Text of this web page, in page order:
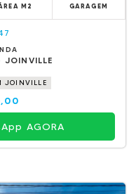
M2 GARAGEM
JOINVILLE
JOINVILLE
AGORA